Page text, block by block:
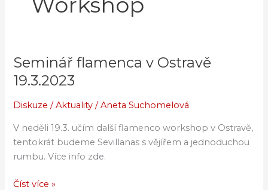
Seminář flamenca v Ostravě
19.3.2023
Diskuze /Aktuality /Aneta Suchomelová
V neděli 19.3. učím další flamenco workshop v Ostravě,
tentokrát budeme Sevillanas s vějířem a jednoduchou
rumbu. Více info zde.
Seminář
flamenca
v
Ostravě
Číst více »